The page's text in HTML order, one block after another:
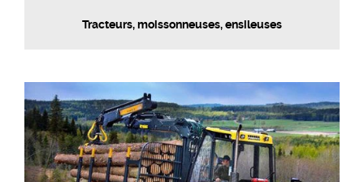
Tracteurs, moissonneuses, ensileuses